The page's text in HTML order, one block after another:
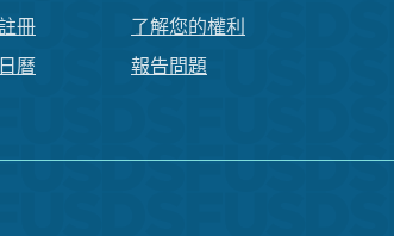
冊
日曆
了解您的權利
報告問題